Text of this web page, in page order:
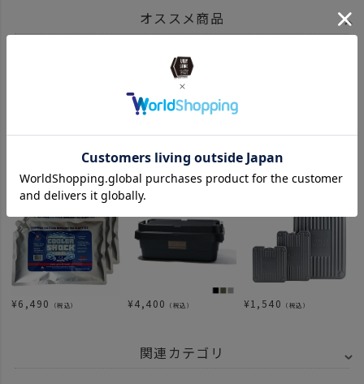
オススメ商品
¥2,420 （税込） ¥3,300
¥6,490 （税込） ¥4,400 （税込） ¥1,540 （税込）
関連カテゴリ